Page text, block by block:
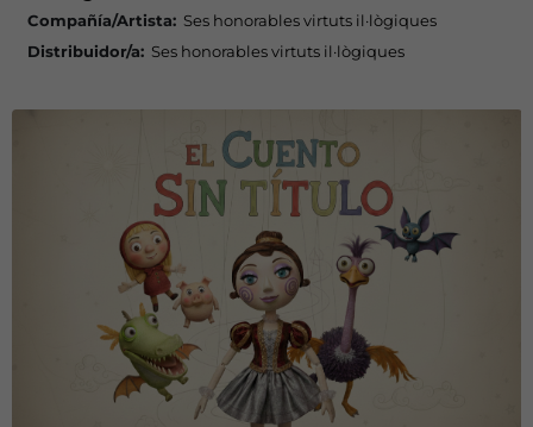
Compañía/Artista: Ses honorables virtuts il·lògiques
Distribuidor/a: Ses honorables virtuts il·lògiques